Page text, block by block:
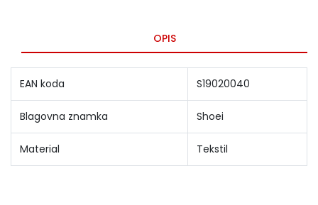
OPIS
EAN koda S19020040
Blagovna znamka Shoei
Material Tekstil